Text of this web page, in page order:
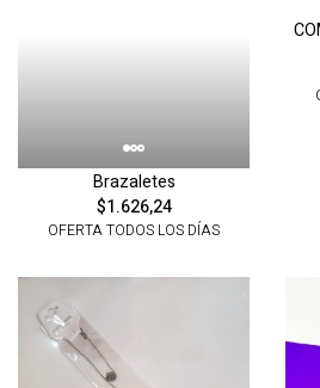
Brazaletes
$1.626,24
OFERTA TODOS LOS DÍAS